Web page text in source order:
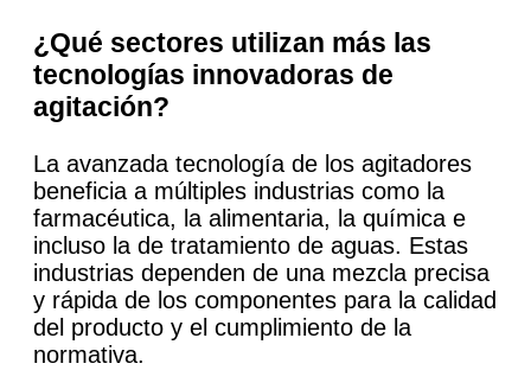
¿Qué sectores utilizan más las
tecnologías innovadoras de
agitación?
La avanzada tecnología de los agitadores
beneficia a múltiples industrias como la
farmacéutica, la alimentaria, la química e
incluso la de tratamiento de aguas. Estas
industrias dependen de una mezcla precisa
y rápida de los componentes para la calidad
del producto y el cumplimiento de la
normativa.